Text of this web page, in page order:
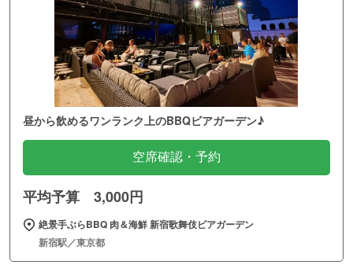
昼から飲めるワンランク上のBBQビアガーデン♪
空席確認・予約
平均予算 3,000円
絶景手ぶらBBQ 肉＆海鮮 新宿歌舞伎ビアガーデン
新宿駅／東京都